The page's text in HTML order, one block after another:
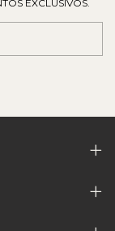
EXCLUSIVOS.